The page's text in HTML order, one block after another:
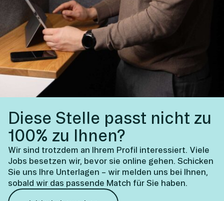
Diese Stelle passt nicht zu
100% zu Ihnen?
Wir sind trotzdem an Ihrem Profil interessiert. Viele
Jobs besetzen wir, bevor sie online gehen. Schicken
Sie uns Ihre Unterlagen – wir melden uns bei Ihnen,
sobald wir das passende Match für Sie haben.